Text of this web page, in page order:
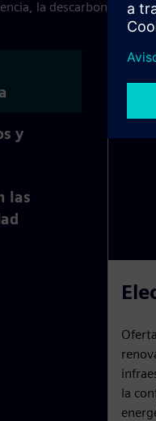
la descarbonización
y
las
la